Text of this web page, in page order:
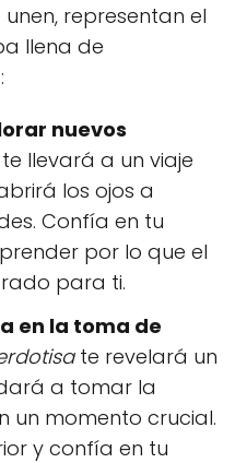
representan el
llena de
nuevos
te llevará a un viaje
los ojos a
Confía en tu
por lo que el
para ti.
en la toma de
te revelará un
a tomar la
un momento crucial.
y confía en tu